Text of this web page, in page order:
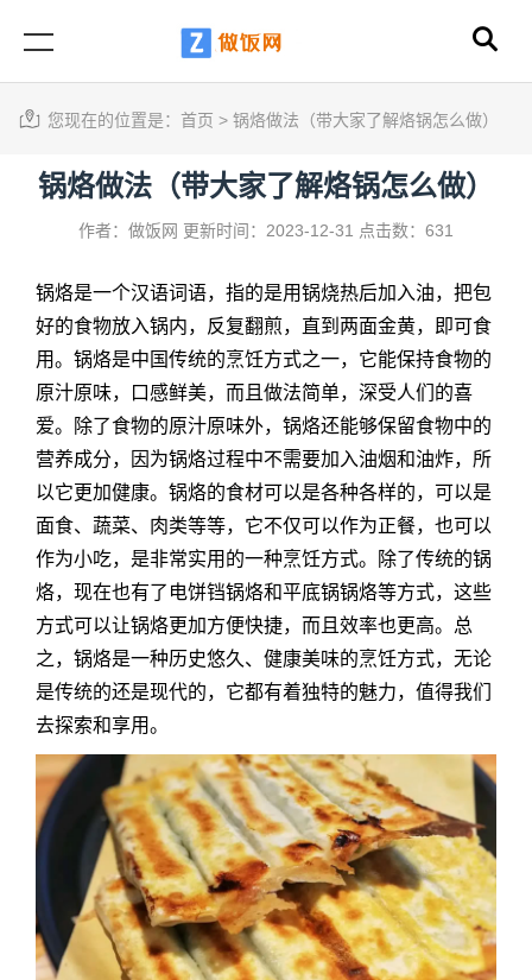
您现在的位置是： 首页 > 锅烙做法（带大家了解烙锅怎么做）
锅烙做法（带大家了解烙锅怎么做）
作者：做饭网 更新时间：2023-12-31 点击数：631
锅烙是一个汉语词语，指的是用锅烧热后加入油，把包
好的食物放入锅内，反复翻煎，直到两面金黄，即可食
用。锅烙是中国传统的烹饪方式之一，它能保持食物的
原汁原味，口感鲜美，而且做法简单，深受人们的喜
爱。除了食物的原汁原味外，锅烙还能够保留食物中的
营养成分，因为锅烙过程中不需要加入油烟和油炸，所
以它更加健康。锅烙的食材可以是各种各样的，可以是
面食、蔬菜、肉类等等，它不仅可以作为正餐，也可以
作为小吃，是非常实用的一种烹饪方式。除了传统的锅
烙，现在也有了电饼铛锅烙和平底锅锅烙等方式，这些
方式可以让锅烙更加方便快捷，而且效率也更高。总
之，锅烙是一种历史悠久、健康美味的烹饪方式，无论
是传统的还是现代的，它都有着独特的魅力，值得我们
去探索和享用。